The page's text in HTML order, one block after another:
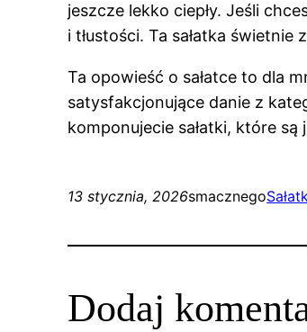
jeszcze lekko ciepły. Jeśli
i tłustości. Ta sałatka
Ta opowieść o sałatce to dla
satysfakcjonujące danie z
komponujecie sałatki, które
13 stycznia, 2026smacznego
Dodaj